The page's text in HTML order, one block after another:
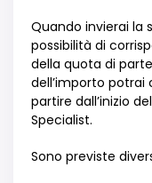
Quando invierai la
possibilità di
della quota di
dell’importo potrai
partire dall’inizio
Specialist.
Sono previste